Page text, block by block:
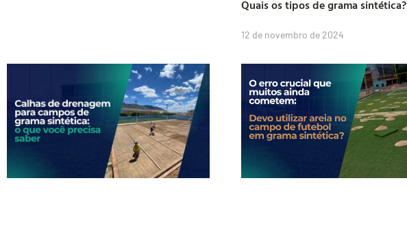
Quais os tipos de grama sintética?
12 de novembro de 2024